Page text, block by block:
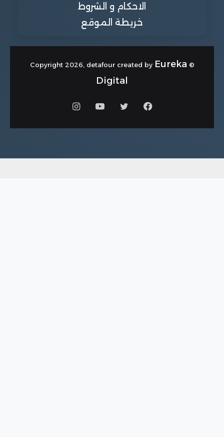
الاحكام و الشروط
خريطة الموقع
© Copyright 2026, detafour created by
Eureka
Digital
فيسبوكتويتر يوتيوبانستقرام